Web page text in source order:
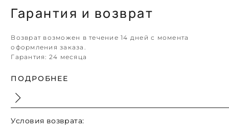
Гарантия и возврат
Возврат возможен в течение 14 дней с момента
оформления заказа.
Гарантия: 24 месяца
ПОДРОБНЕЕ
Условия возврата: